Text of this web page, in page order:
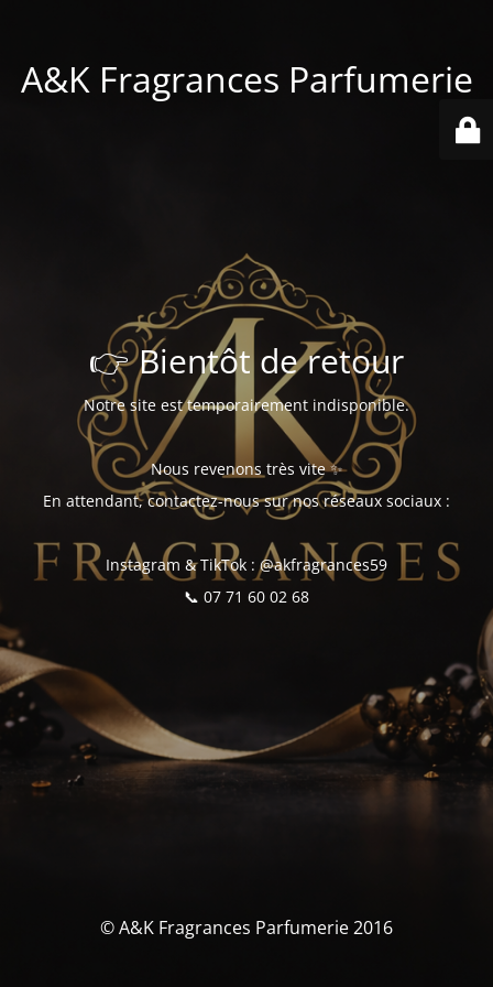
A&K Fragrances Parfumerie
👉 Bientôt de retour
Notre site est temporairement indisponible.
Nous revenons très vite ✨
En attendant, contactez-nous sur nos réseaux sociaux :
Instagram & TikTok : @akfragrances59
📞 07 71 60 02 68
© A&K Fragrances Parfumerie 2016